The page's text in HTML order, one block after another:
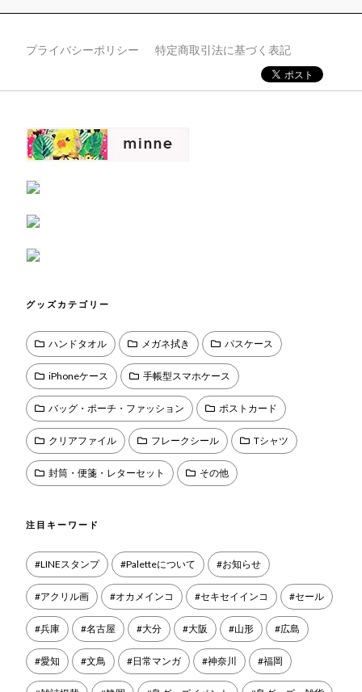
プライバシーポリシー 特定商取引法に基づく表記
グッズカテゴリー
ハンドタオル メガネ拭き パスケース
iPhoneケース 手帳型スマホケース
バッグ・ポーチ・ファッション ポストカード
クリアファイル フレークシール Tシャツ
封筒・便箋・レターセット その他
注目キーワード
LINEスタンプ Paletteについて お知らせ
アクリル画 オカメインコ セキセイインコ セール
兵庫 名古屋 大分 大阪 山形 広島
愛知 文鳥 日常マンガ 神奈川 福岡